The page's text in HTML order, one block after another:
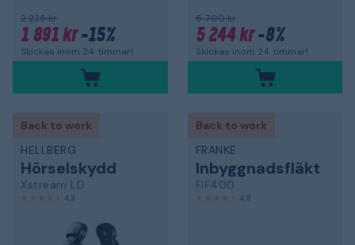
2 225 kr
1 891 kr-15%
Skickas inom 24 timmar!
5 700 kr
5 244 kr-8%
Skickas inom 24 timmar!
Back to work
HELLBERG
Hörselskydd
Xstream LD
4,3
Back to work
FRANKE
Inbyggnadsfläkt
FIF400
4,8